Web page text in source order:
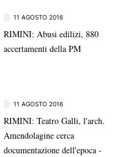
11 AGOSTO 2016
RIMINI: Abusi edilizi, 880
accertamenti della PM
11 AGOSTO 2016
RIMINI: Teatro Galli, l'arch.
Amendolagine cerca
documentazione dell'epoca -